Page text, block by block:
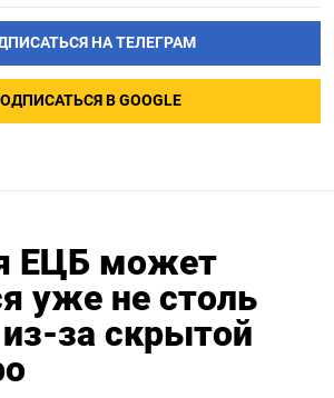
НА ТЕЛЕГРАМ
В GOOGLE
ЕЦБ может
уже не столь
за скрытой